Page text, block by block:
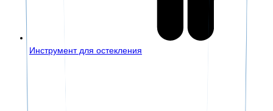
Инструмент для остекления